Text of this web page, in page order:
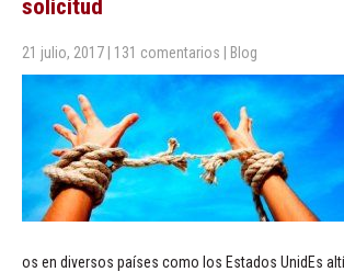
solicitud
21 julio, 2017 131 comentarios Blog
os en diversos países como los Estados UnidEs